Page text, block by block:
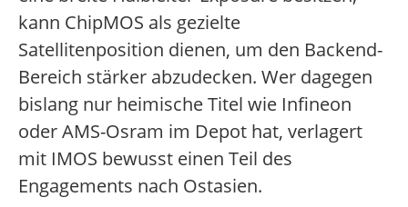
kann ChipMOS als gezielte
Satellitenposition dienen, um den Backend-
Bereich stärker abzudecken. Wer dagegen
bislang nur heimische Titel wie Infineon
oder AMS-Osram im Depot hat, verlagert
mit IMOS bewusst einen Teil des
Engagements nach Ostasien.